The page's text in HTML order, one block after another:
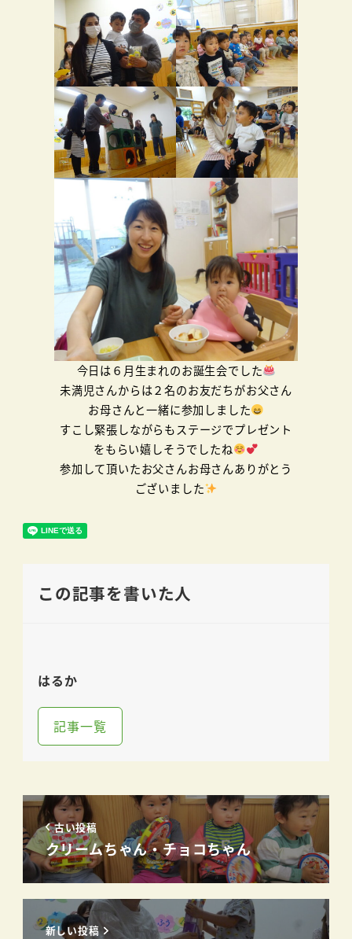
今日は６月生まれのお誕生会でした
未満児さんからは２名のお友だちがお父さん
お母さんと一緒に参加しました
すこし緊張しながらもステージでプレゼント
をもらい嬉しそうでしたね
参加して頂いたお父さんお母さんありがとう
ございました
この記事を書いた人
はるか
記事一覧
古い投稿
クリームちゃん・チョコちゃん
新しい投稿